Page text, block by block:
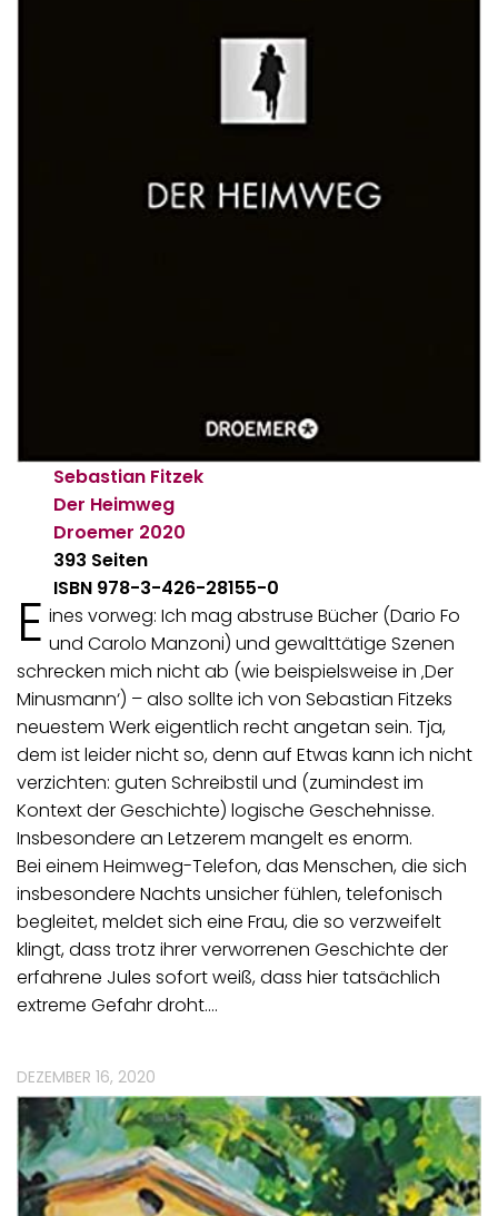
Sebastian Fitzek
Der Heimweg
Droemer 2020
393 Seiten
ISBN 978-3-426-28155-0
E ines vorweg: Ich mag abstruse Bücher (Dario Fo
und Carolo Manzoni) und gewalttätige Szenen
schrecken mich nicht ab (wie beispielsweise in ‚Der
Minusmann‘) – also sollte ich von Sebastian Fitzeks
neuestem Werk eigentlich recht angetan sein. Tja,
dem ist leider nicht so, denn auf Etwas kann ich nicht
verzichten: guten Schreibstil und (zumindest im
Kontext der Geschichte) logische Geschehnisse.
Insbesondere an Letzerem mangelt es enorm.
Bei einem Heimweg-Telefon, das Menschen, die sich
insbesondere Nachts unsicher fühlen, telefonisch
begleitet, meldet sich eine Frau, die so verzweifelt
klingt, dass trotz ihrer verworrenen Geschichte der
erfahrene Jules sofort weiß, dass hier tatsächlich
extreme Gefahr droht.…
DEZEMBER 16, 2020